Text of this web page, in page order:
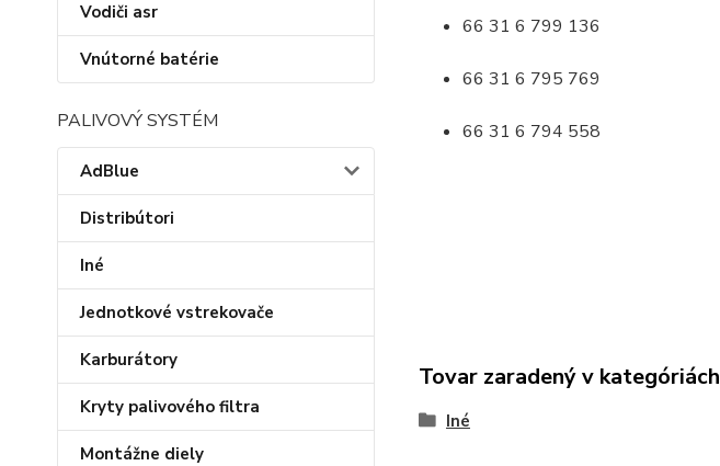
Vodiči asr
Vnútorné batérie
PALIVOVÝ SYSTÉM
AdBlue
Distribútori
Iné
Jednotkové vstrekovače
Karburátory
Kryty palivového filtra
Montážne diely
66 31 6 799 136
66 31 6 795 769
66 31 6 794 558
Tovar zaradený v kategóriách
Iné